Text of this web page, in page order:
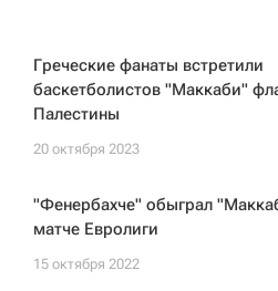
Греческие фанаты встретили
баскетболистов "Маккаби"
Палестины
20 октября 2023
"Фенербахче" обыграл
матче Евролиги
15 октября 2022